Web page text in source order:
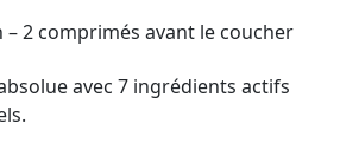
2 comprimés avant le coucher
avec 7 ingrédients actifs